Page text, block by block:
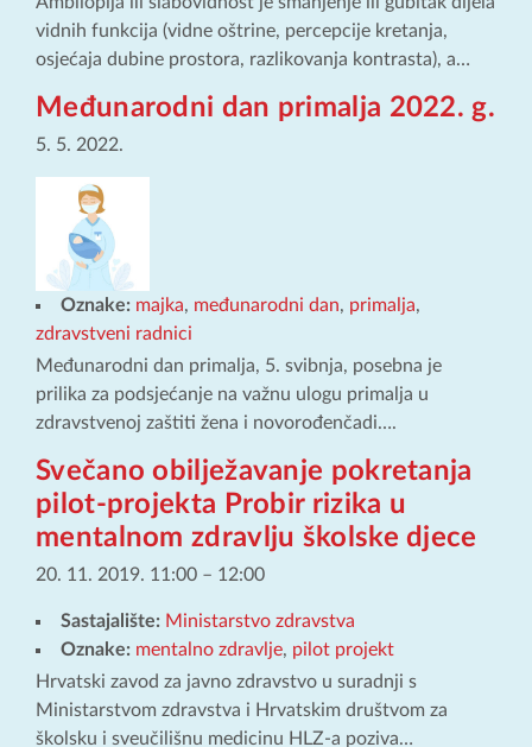
vidnih funkcija (vidne oštrine, percepcije kretanja,
osjećaja dubine prostora, razlikovanja kontrasta), a…
Međunarodni dan primalja 2022. g.
5. 5. 2022.
Oznake: majka, međunarodni dan, primalja,
zdravstveni radnici
Međunarodni dan primalja, 5. svibnja, posebna je
prilika za podsjećanje na važnu ulogu primalja u
zdravstvenoj zaštiti žena i novorođenčadi….
Svečano obilježavanje pokretanja
pilot-projekta Probir rizika u
mentalnom zdravlju školske djece
20. 11. 2019. 11:00 – 12:00
Sastajalište: Ministarstvo zdravstva
Oznake: mentalno zdravlje, pilot projekt
Hrvatski zavod za javno zdravstvo u suradnji s
Ministarstvom zdravstva i Hrvatskim društvom za
školsku i sveučilišnu medicinu HLZ-a poziva…